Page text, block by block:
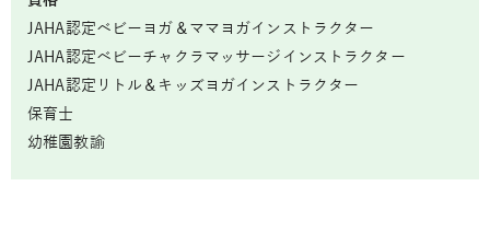
JAHA認定ベビーヨガ＆ママヨガインストラクター
JAHA認定ベビーチャクラマッサージインストラクター
JAHA認定リトル＆キッズヨガインストラクター
保育士
幼稚園教諭